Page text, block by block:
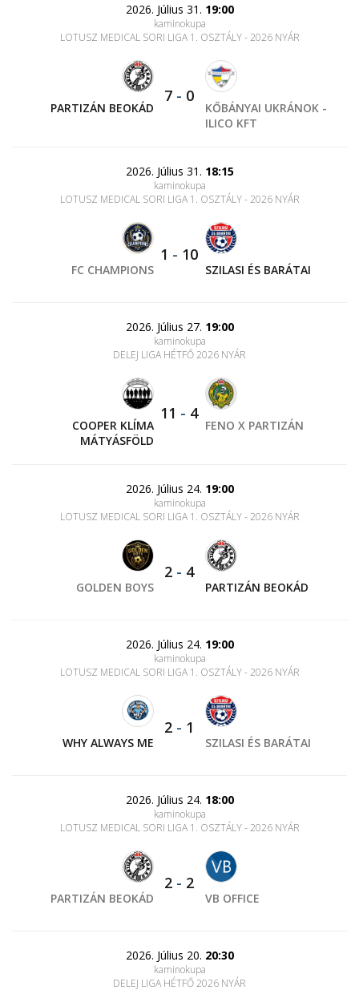
2026. Július 31. 19:00
kaminokupa
LOTUSZ MEDICAL SORI LIGA 1. OSZTÁLY - 2026 NYÁR
PARTIZÁN BEOKÁD
7 - 0
KŐBÁNYAI UKRÁNOK -
ILICO KFT
2026. Július 31. 18:15
kaminokupa
LOTUSZ MEDICAL SORI LIGA 1. OSZTÁLY - 2026 NYÁR
FC CHAMPIONS
1 - 10
SZILASI ÉS BARÁTAI
2026. Július 27. 19:00
kaminokupa
DELEJ LIGA HÉTFŐ 2026 NYÁR
COOPER KLÍMA
MÁTYÁSFÖLD
11 - 4
FENO X PARTIZÁN
2026. Július 24. 19:00
kaminokupa
LOTUSZ MEDICAL SORI LIGA 1. OSZTÁLY - 2026 NYÁR
GOLDEN BOYS
2 - 4
PARTIZÁN BEOKÁD
2026. Július 24. 19:00
kaminokupa
LOTUSZ MEDICAL SORI LIGA 1. OSZTÁLY - 2026 NYÁR
WHY ALWAYS ME
2 - 1
SZILASI ÉS BARÁTAI
2026. Július 24. 18:00
kaminokupa
LOTUSZ MEDICAL SORI LIGA 1. OSZTÁLY - 2026 NYÁR
PARTIZÁN BEOKÁD
2 - 2
VB OFFICE
2026. Július 20. 20:30
kaminokupa
DELEJ LIGA HÉTFŐ 2026 NYÁR